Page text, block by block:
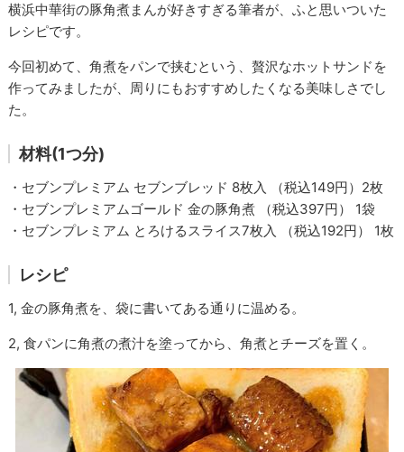
横浜中華街の豚角煮まんが好きすぎる筆者が、ふと思いついた
レシピです。
今回初めて、角煮をパンで挟むという、贅沢なホットサンドを
作ってみましたが、周りにもおすすめしたくなる美味しさでし
た。
材料(1つ分)
・セブンプレミアム セブンブレッド 8枚入 （税込149円）2枚
・セブンプレミアムゴールド 金の豚角煮 （税込397円） 1袋
・セブンプレミアム とろけるスライス7枚入 （税込192円） 1枚
レシピ
1, 金の豚角煮を、袋に書いてある通りに温める。
2, 食パンに角煮の煮汁を塗ってから、角煮とチーズを置く。